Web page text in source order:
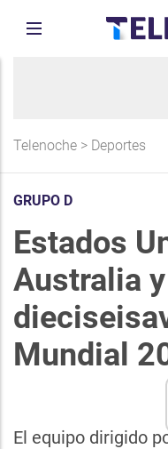
Telenoche > Deportes
GRUPO D
Estados
Australia
Mundial
El equipo dirigido